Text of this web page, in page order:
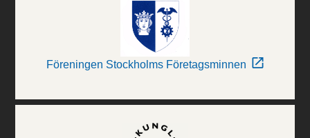
Föreningen Stockholms Företagsminnen